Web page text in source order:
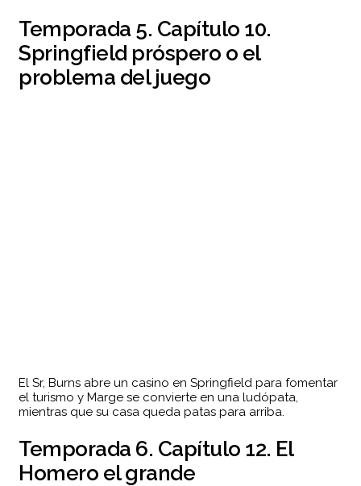
Temporada 5. Capítulo 10.
Springfield próspero o el
problema del juego
El Sr, Burns abre un casino en Springfield para fomentar
el turismo y Marge se convierte en una ludópata,
mientras que su casa queda patas para arriba.
Temporada 6. Capítulo 12. El
Homero el grande